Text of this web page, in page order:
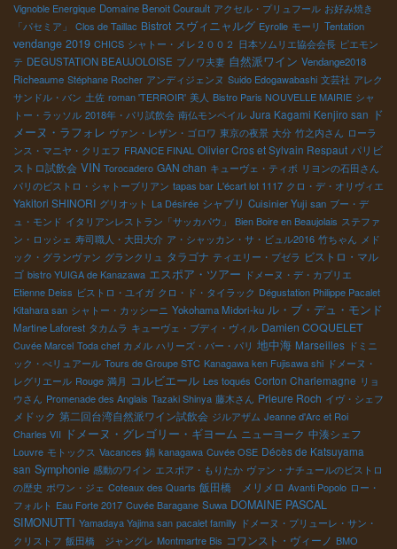
Vignoble Energique Domaine Benoit Courault アクセル・プリュフール お好み焼き
「パセミア」
Clos de Taillac Bistrot スヴィニャルグ Eyrolle モーリ Tentation
vendange 2019 CHICS シャトー・メレ２００２ 日本ソムリエ協会会長 ピエモン
テ DEGUSTATION BEAUJOLOISE ブノワ夫妻 自然派ワイン Vendange2018
Richeaume Stéphane Rocher アンディジェンヌ Suido Edogawabashi 文芸社 アレク
サンドル・バン 土佐 roman 'TERROIR' 美人 Bistro Paris NOUVELLE MAIRIE シャ
トー・ラッソル 2018年・パリ試飲会 南仏モンペイル Jura Kagami Kenjiro san ド
メーヌ・ラフォレ ヴァン・レザン・ゴロワ 東京の夜景 大分 竹之内さん ローラ
ンス・マニヤ・クリエフ FRANCE FINAL Olivier Cros et Sylvain Respaut パリビ
ストロ試飲会 VIN Torocadero GAN chan キューヴェ・ティボ リヨンの石田さん
パリのビストロ・シャトーブリアン tapas bar L'écart lot 1117 クロ・デ・オリヴィエ
Yakitori SHINORI グリオット La Désirée シャブリ Cuisinier Yuji san ブー・デ
ュ・モンド イタリアンレストラン「サッカパウ」 Bien Boire en Beaujolais ステファ
ン・ロッシェ 寿司職人・大田大介 ア・シャッカン・サ・ビュル2016 竹ちゃん メド
ック・グランヴァン グランクリュ タラゴナ ティエリー・プゼラ ビストロ・マル
ゴ bistro YUIGA de Kanazawa エスポア・ツアー ドメーヌ・デ・カプリエ
Etienne Deiss ビストロ・ユイガ クロ・ド・タイラック Dégustation Philippe Pacalet
Kitahara san シャトー・カッシーニ Yokohama Midori-ku ル・ブ・デュ・モンド
Martine Laforest タカムラ キューヴェ・ブディ・ヴィル Damien COQUELET
Cuvée Marcel Toda chef カメル ハリーズ・バー・パリ 地中海 Marseilles ドミニ
ック・べリュアール Tours de Groupe STC Kanagawa ken Fujisawa shi ドメーヌ・
レグリエール Rouge 満月 コルビエール Les toqués Corton Charlemagne リョ
ウさん Promenade des Anglais Tazaki Shinya 藤木さん Prieure Roch イヴ・シェフ
メドック 第二回台湾自然派ワイン試飲会 ジルアザム Jeanne d'Arc et Roi
Charles VII ドメーヌ・グレゴリー・ギヨーム ニューヨーク 中湊シェフ
Louvre モトックス Vacances 鍋 kanagawa Cuvée OSE Décès de Katsuyama
san Symphonie 感動のワイン エスポア・もりたか ヴァン・ナチュールのビストロ
の歴史 ポワン・ジェ Coteaux des Quarts 飯田橋 メリメロ Avanti Popolo ロー・
フォルト Eau Forte 2017 Cuvée Baragane Suwa DOMAINE PASCAL
SIMONUTTI Yamadaya Yajima san pacalet familly ドメーヌ・プリューレ・サン・
クリストフ 飯田橋 ジャングレ Montmartre Bis コワンスト・ヴィーノ BMO